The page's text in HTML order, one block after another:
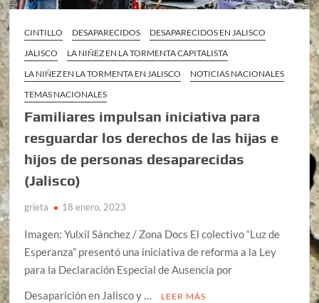
CINTILLO DESAPARECIDOS
DESAPARECIDOS EN JALISCO
JALISCO
LA NIÑEZ EN LA TORMENTA CAPITALISTA
LA NIÑEZ EN LA TORMENTA EN JALISCO
NOTICIAS NACIONALES
TEMAS NACIONALES
Familiares impulsan iniciativa para
resguardar los derechos de las hijas e
hijos de personas desaparecidas
(Jalisco)
grieta 18 enero, 2023
Imagen: Yulxil Sánchez / Zona Docs El colectivo “Luz de
Esperanza” presentó una iniciativa de reforma a la Ley
para la Declaración Especial de Ausencia por
Desaparición en Jalisco y …
LEER MÁS